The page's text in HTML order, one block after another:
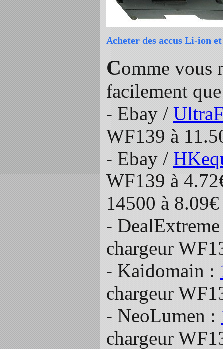
Acheter des accus Li-ion
Comme vous
facilement
- Ebay /
WF139 à
- Ebay /
WF139 à
14500 à 8.09€
-
chargeur
- Kaidomain :
chargeur
- NeoLumen :
chargeur